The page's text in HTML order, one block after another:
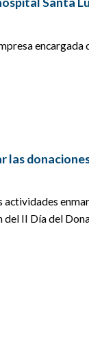
encargada
las
actividades
del II Día del